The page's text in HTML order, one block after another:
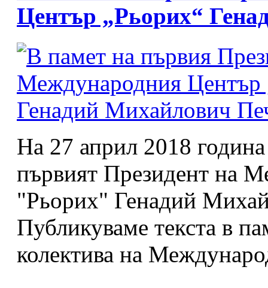
Център „Рьорих“
На 27 април 2018
първият Президент на
"Рьорих" Генадий
Публикуваме текста в
колектива на